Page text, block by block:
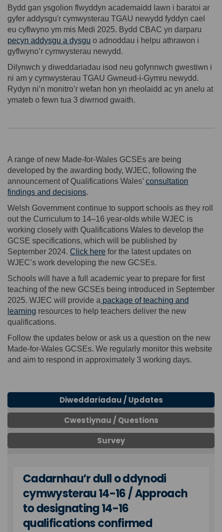
Bydd gan ysgolion flwyddyn academaidd lawn i baratoi ar
gyfer addysgu'r cymwysterau TGAU newydd fyddyn cael
eu cyflwyno ym mis Medi 2025. Bydd CBAC yn darparu
pecyn addysgu a dysgu (External link)
o adnoddau i helpu athrawon i
gyflwyno’r cymwysterau newydd.
Dilynwch y diweddariadau isod neu gofynnwch gwestiwn i
ni am y cymwysterau TGAU Gwneud-i-Gymru newydd.
Rydyn ni’n monitro’r wefan hon yn rheolaidd ac yn anelu at
ymateb o fewn tua 3 diwrnod gwaith.
A range of new Made-for-Wales GCSEs are being
developed by the awarding body, WJEC, following the
announcement of Qualifications Wales’ consultation
findings and decisions.
Welsh Government continue to support schools as they roll
out the Curriculum to 14–16 year-olds while WJEC is
working closely with Qualifications Wales to develop the
GCSE specifications, which will be published by
September 2024. Click here(External link)
for the latest updates on
WJEC’s work developing the new GCSEs.
Schools will have a full academic year to prepare for first
teaching of the new GCSEs being introduced in September
2025. WJEC will provide a package of teaching and
learning (External link)
resources to help teachers deliver the new
qualifications.
Follow the updates below or ask us a question on the new
Made-for-Wales GCSEs. We regularly monitor this website
and aim to respond in approximately 3 working days.
Diweddariadau / Updates
Cwestiynau / Questions
Survey
Cadarnhau’r dull o ddynodi
cymwysterau 14-16 / Approach
to designating 14-16
qualifications confirmed